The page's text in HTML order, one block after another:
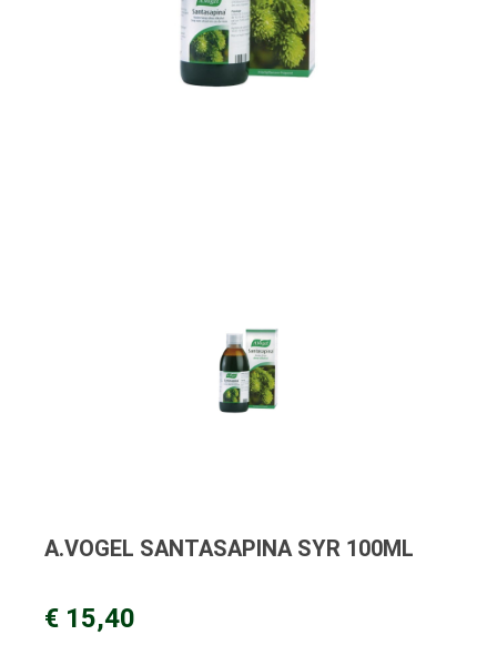
A.VOGEL SANTASAPINA SYR 100ML
€ 15,40